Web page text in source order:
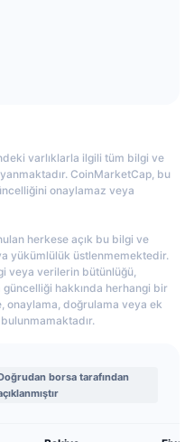
İşlem Ücreti Ne
piyasa alıcılar için yüzde
Kaldıraç veya Marj
yatırımcılar için gelişmiş
10 kata kadar kaldıraç desteği
borsa tarafından
varlıklarla ilgili tüm bilgi ve
CoinMarketCap, bu
onaylamaz veya
herkese açık bu bilgi ve
yükümlülük üstlenmemektedir.
veya verilerin bütünlüğü,
hakkında herhangi bir
onaylama, doğrulama veya ek